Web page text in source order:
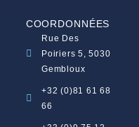
COORDONNÉES
Rue Des
Poiriers 5, 5030
Gembloux
+32 (0)81 61 68
66